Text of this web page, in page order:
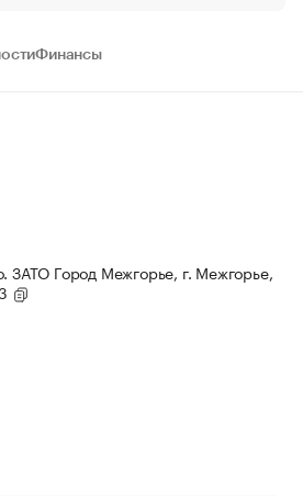
Финансы
ЗАТО Город Межгорье, г. Межгорье,